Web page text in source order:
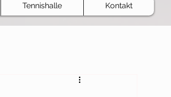
Tennishalle Kontakt